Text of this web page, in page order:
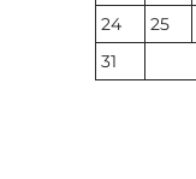
24
25
31